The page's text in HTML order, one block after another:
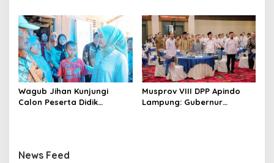
Organisasi dan Pelayanan
Polri Presisi
Wagub Jihan Kunjungi
Calon Peserta Didik
Masa Depan
Musprov VIII DPP Apindo
Lampung: Gubernur
News Feed